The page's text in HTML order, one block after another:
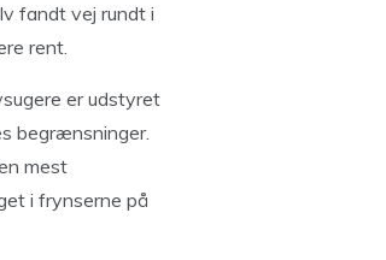
fandt vej rundt i
rent.
er udstyret
begrænsninger.
mest
i frynserne på